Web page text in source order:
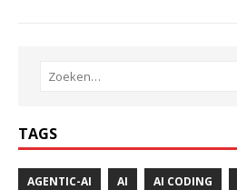
TAGS
AGENTIC-AI AI AI CODING